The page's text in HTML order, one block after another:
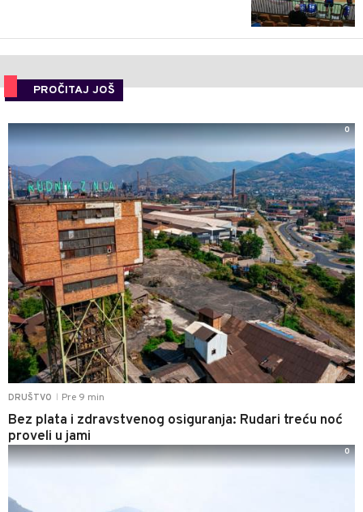
PROČITAJ JOŠ
DRUŠTVO Pre 9 min
Bez plata i zdravstvenog osiguranja: Rudari treću noć
proveli u jami
0
0